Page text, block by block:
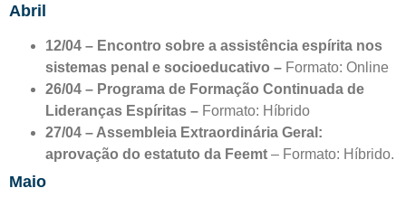
Abril
12/04 – Encontro sobre a assistência espírita nos
sistemas penal e socioeducativo – Formato: Online
26/04 – Programa de Formação Continuada de
Lideranças Espíritas – Formato: Híbrido
27/04 – Assembleia Extraordinária Geral:
aprovação do estatuto da Feemt – Formato: Híbrido.
Maio